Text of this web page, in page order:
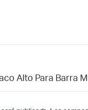
Alto Para Barra